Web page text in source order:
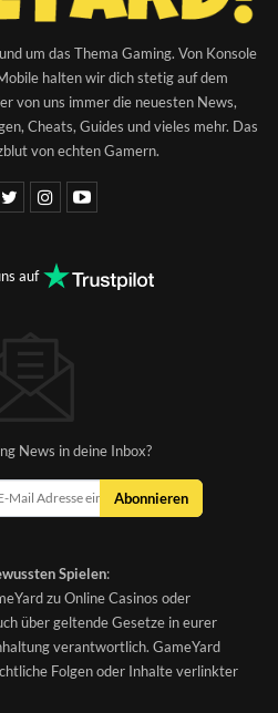
um das Thema Gaming. Von Konsole
halten wir dich stetig auf dem
von uns immer die neuesten News,
Cheats, Guides und vieles mehr. Das
von echten Gamern.
auf
News in deine Inbox?
Abonnieren
Spielen:
zu Online Casinos oder
über geltende Gesetze in eurer
verantwortlich. GameYard
Folgen oder Inhalte verlinkter